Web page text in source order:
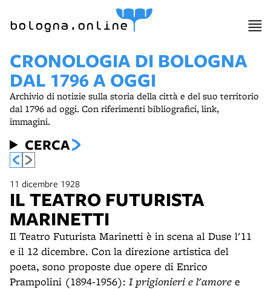
bologna.online
CRONOLOGIA DI BOLOGNA
DAL 1796 A OGGI
Archivio di notizie sulla storia della città e del suo territorio
dal 1796 ad oggi. Con riferimenti bibliografici, link,
immagini.
CERCA
11 dicembre 1928
IL TEATRO FUTURISTA
MARINETTI
Il Teatro Futurista Marinetti è in scena al Duse l'11
e il 12 dicembre. Con la direzione artistica del
poeta, sono proposte due opere di Enrico
Prampolini (1894-1956): I prigionieri e l'amore e